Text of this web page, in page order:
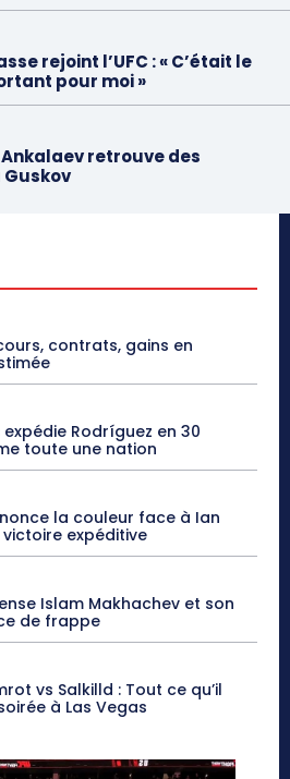
rejoint l’UFC : « C’était le
pour moi »
Ankalaev retrouve des
contrats, gains en
expédie Rodríguez en 30
toute une nation
la couleur face à Ian
expéditive
Islam Makhachev et son
de frappe
vs Salkilld : Tout ce qu’il
à Las Vegas